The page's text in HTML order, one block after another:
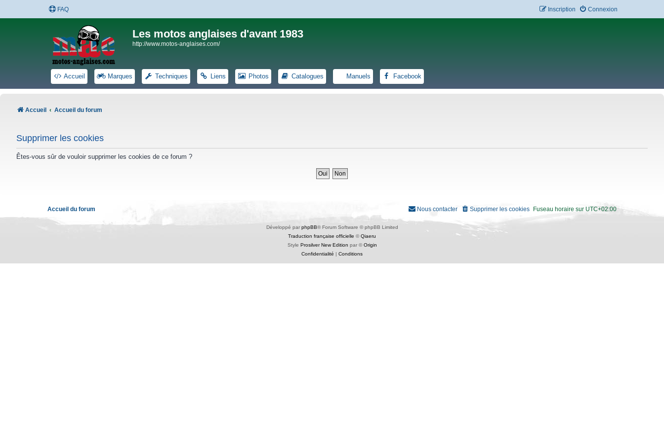
FAQ Connexion
Inscription
Les motos anglaises d'avant 1983
http://www.motos-anglaises.com/
Accueil Marques Techniques Liens Photos Catalogues Manuels Facebook
Accueil Accueil du forum
Supprimer les cookies
Êtes-vous sûr de vouloir supprimer les cookies de ce forum ?
Accueil du forum Fuseau horaire sur UTC+02:00
Supprimer les cookies
Nous contacter
Développé par phpBB® Forum Software © phpBB Limited
Traduction française officielle ©Qiaeru
Style Prosilver New Edition par ©Origin
Confidentialité | Conditions